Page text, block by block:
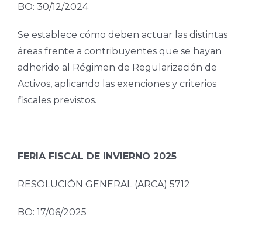
BO: 30/12/2024
Se establece cómo deben actuar las distintas
áreas frente a contribuyentes que se hayan
adherido al Régimen de Regularización de
Activos, aplicando las exenciones y criterios
fiscales previstos.
FERIA FISCAL DE INVIERNO 2025
RESOLUCIÓN GENERAL (ARCA) 5712
BO: 17/06/2025